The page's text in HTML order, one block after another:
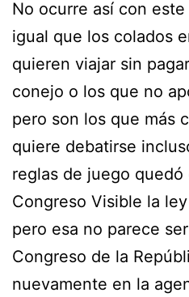
No ocurre así con
igual que los colados
quieren viajar sin
conejo o los que no
pero son los que más
quiere debatirse
reglas de juego quedó
Congreso Visible la
pero esa no parece
Congreso de la
nuevamente en la